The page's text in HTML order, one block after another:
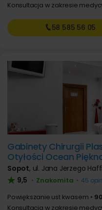
Konsultacja w zakresie
58 585 56 05
Gabinety Chirurgii
Otyłości Ocean
Sopot, ul. Jana Jerzego
9,5 • Znakomita • 45
Powiększanie ust kwasem
Konsultacja w zakresie